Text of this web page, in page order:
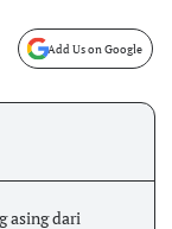
Add Us on Google
asing dari